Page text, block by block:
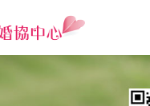
介-南蓮